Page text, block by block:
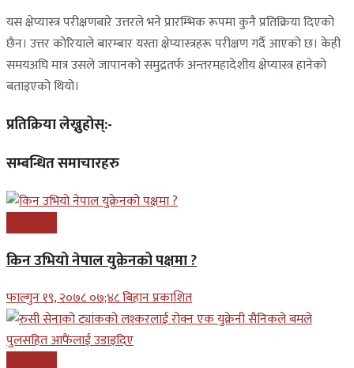
यस क्षेप्यास्त्र परीक्षणबारे उत्तरले भने प्रारम्भिक रूपमा कुनै प्रतिक्रिया दिएको
छैन। उत्तर कोरियाले बारम्बार यस्ता क्षेप्यास्त्रहरू परीक्षण गर्दै आएको छ। केही
समयअघि मात्र उसले जापानको समुद्रतर्फ अन्तरमहादेशीय क्षेप्यास्त्र हानेको
बताइएको थियो।
प्रतिक्रिया लेख्नुहोस्:-
सम्बन्धित समाचारहरु
किन उभियो नेपाल युक्रेनको पक्षमा ?
फाल्गुन १९, २०७८ ०७;४८ बिहान प्रकाशित